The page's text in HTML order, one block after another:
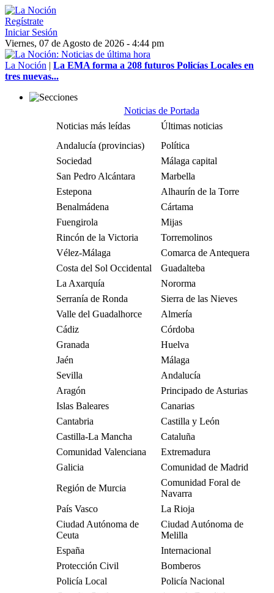
Regístrate
Iniciar Sesión
Viernes, 07 de Agosto de 2026 - 4:44 pm
La Noción | La EMA forma a 208 futuros Policías Locales en
tres nuevas...
Noticias de Portada
Noticias más leídas
Últimas noticias
Andalucía (provincias)
Política
Sociedad
Málaga capital
San Pedro Alcántara
Marbella
Estepona
Alhaurín de la Torre
Benalmádena
Cártama
Fuengirola
Mijas
Rincón de la Victoria
Torremolinos
Vélez-Málaga
Comarca de Antequera
Costa del Sol Occidental
Guadalteba
La Axarquía
Nororma
Serranía de Ronda
Sierra de las Nieves
Valle del Guadalhorce
Almería
Cádiz
Córdoba
Granada
Huelva
Jaén
Málaga
Sevilla
Andalucía
Aragón
Principado de Asturias
Islas Baleares
Canarias
Cantabria
Castilla y León
Castilla-La Mancha
Cataluña
Comunidad Valenciana
Extremadura
Galicia
Comunidad de Madrid
Región de Murcia
Comunidad Foral de
Navarra
País Vasco
La Rioja
Ciudad Autónoma de
Ceuta
Ciudad Autónoma de
Melilla
España
Internacional
Protección Civil
Bomberos
Policía Local
Policía Nacional